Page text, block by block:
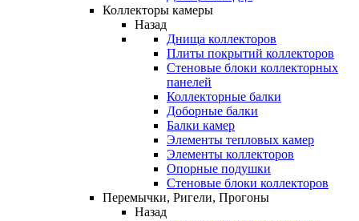
Коллекторы камеры
Назад
Днища коллекторов
Плиты покрытий коллекторов
Стеновые блоки коллекторных
панелей
Коллекторные балки
Доборные балки
Балки камер
Элементы тепловых камер
Элементы коллекторов
Опорные подушки
Стеновые блоки коллекторов
Перемычки, Ригели, Прогоны
Назад